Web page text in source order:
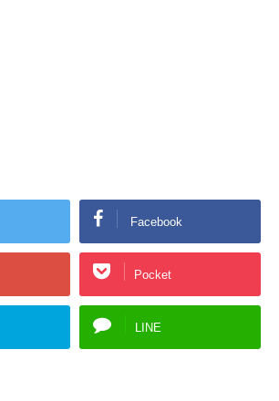
Facebook
Pocket
LINE